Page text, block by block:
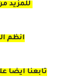
للمزيد
انظم
تابعنا ايضا